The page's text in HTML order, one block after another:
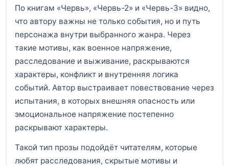
По книгам «Червь», «Червь-2» и «Червь-3» видно,
что автору важны не только события, но и путь
персонажа внутри выбранного жанра. Через
такие мотивы, как военное напряжение,
расследование и выживание, раскрываются
характеры, конфликт и внутренняя логика
событий. Автор выстраивает повествование через
испытания, в которых внешняя опасность или
эмоциональное напряжение постепенно
раскрывают характеры.
Такой тип прозы подойдёт читателям, которые
любят расследования, скрытые мотивы и